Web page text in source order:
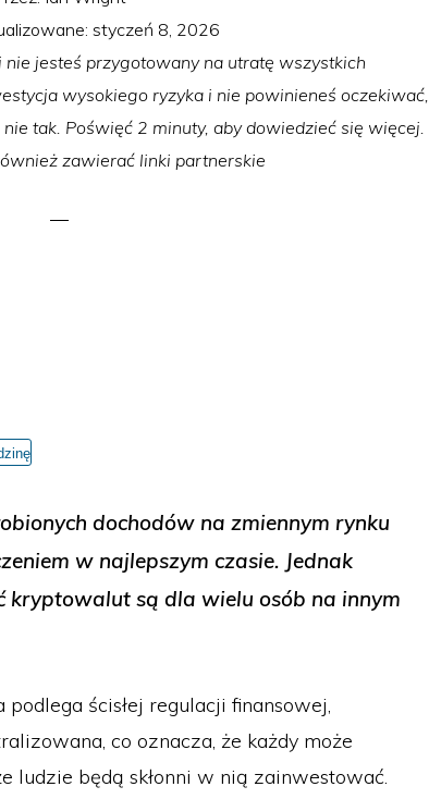
styczeń 8, 2026
jesteś przygotowany na utratę wszystkich
wysokiego ryzyka i nie powinieneś oczekiwać,
tak. Poświęć 2 minuty, aby dowiedzieć się więcej.
zawierać linki partnerskie
dochodów na zmiennym rynku
w najlepszym czasie. Jednak
kryptowalut są dla wielu osób na innym
ścisłej regulacji finansowej,
co oznacza, że każdy może
ludzie będą skłonni w nią zainwestować.